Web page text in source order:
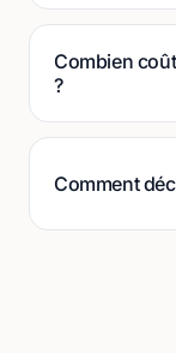
Combien
?
Comment